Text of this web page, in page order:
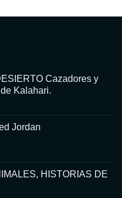
Cazadores y
Kalahari.
Jordan
HISTORIAS DE